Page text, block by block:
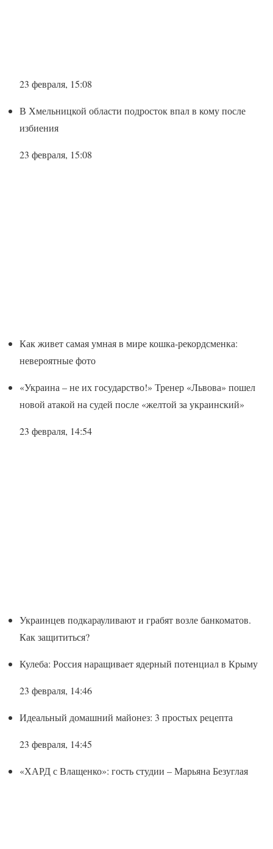
23 февраля, 15:08
В Хмельницкой области подросток впал в кому после
избиения
23 февраля, 15:08
Как живет самая умная в мире кошка-рекордсменка:
невероятные фото
«Украина – не их государство!» Тренер «Львова» пошел
новой атакой на судей после «желтой за украинский»
23 февраля, 14:54
Украинцев подкарауливают и грабят возле банкоматов.
Как защититься?
Кулеба: Россия наращивает ядерный потенциал в Крыму
23 февраля, 14:46
Идеальный домашний майонез: 3 простых рецепта
23 февраля, 14:45
«ХАРД с Влащенко»: гость студии – Марьяна Безуглая